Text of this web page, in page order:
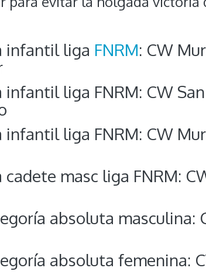
infantil liga FNRM: CW
liga FNRM: CW San
liga FNRM: CW
masc liga FNRM:
absoluta masculina:
absoluta femenina: